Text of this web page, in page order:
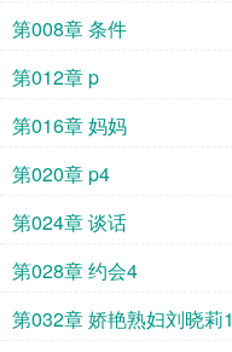
第008章 条件
第012章 p
第016章 妈妈
第020章 p4
第024章 谈话
第028章 约会4
第032章 娇艳熟妇刘晓莉1